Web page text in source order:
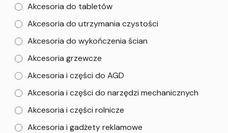
Akcesoria do tabletów
Akcesoria do utrzymania czystości
Akcesoria do wykończenia ścian
Akcesoria grzewcze
Akcesoria i części do AGD
Akcesoria i części do narzędzi mechanicznych
Akcesoria i części rolnicze
Akcesoria i gadżety reklamowe